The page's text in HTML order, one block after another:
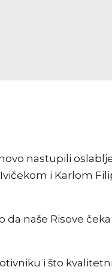
nastupili
i Karlom
naše Risove
i što